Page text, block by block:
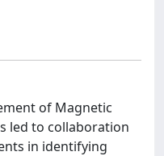
of Magnetic
led to collaboration
in identifying